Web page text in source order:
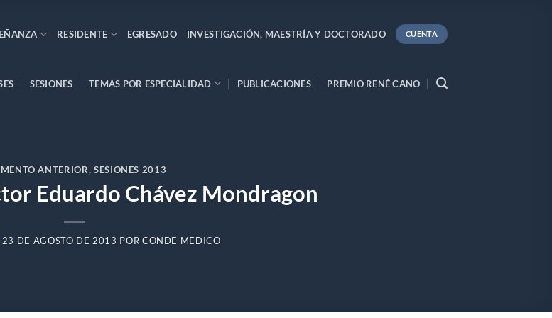
RESIDENTE EGRESADO INVESTIGACIÓN, MAESTRÍA Y DOCTORADO CUENTA
SESIONES TEMAS POR ESPECIALIDAD PUBLICACIONES PREMIO RENÉ CANO
ANTERIOR, SESIONES 2013
Eduardo Chávez Mondragon
23 DE AGOSTO DE 2013 POR CONDE MEDICO